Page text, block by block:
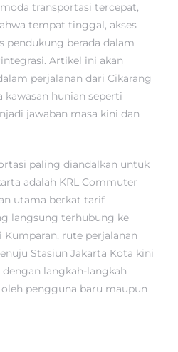
transportasi tercepat,
tempat tinggal, akses
pendukung berada dalam
Artikel ini akan
perjalanan dari Cikarang
kawasan hunian seperti
jawaban masa kini dan
paling diandalkan untuk
adalah KRL Commuter
utama berkat tarif
langsung terhubung ke
Kumparan, rute perjalanan
Stasiun Jakarta Kota kini
langkah-langkah
pengguna baru maupun